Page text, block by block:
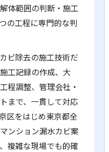
体範囲の判断・施工
の工程に専門的な判
ビ除去の施工技術だ
工記録の作成、大
程調整、管理会社・
まで、一貫して対応
区をはじめ東京都全
ンション漏水カビ案
複雑な現場でも的確